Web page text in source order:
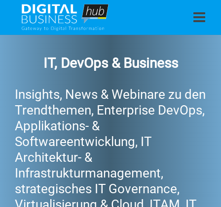
IT, DevOps & Business
Insights, News & Webinare zu den
Trendthemen, Enterprise DevOps,
Applikations- &
Softwareentwicklung, IT
Architektur- &
Infrastrukturmanagement,
strategisches IT Governance,